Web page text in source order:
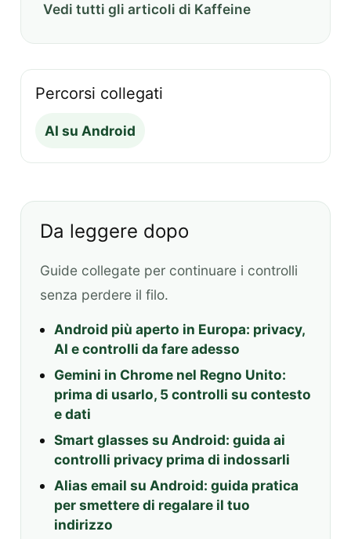
Vedi tutti gli articoli di Kaffeine
Percorsi collegati
AI su Android
Da leggere dopo
Guide collegate per continuare i controlli
senza perdere il filo.
Android più aperto in Europa: privacy,
AI e controlli da fare adesso
Gemini in Chrome nel Regno Unito:
prima di usarlo, 5 controlli su contesto
e dati
Smart glasses su Android: guida ai
controlli privacy prima di indossarli
Alias email su Android: guida pratica
per smettere di regalare il tuo
indirizzo